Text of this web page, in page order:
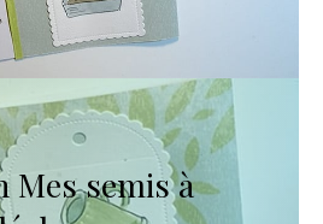
Mes semis à